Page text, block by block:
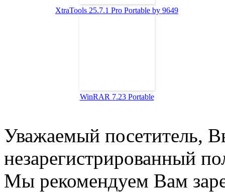
XtraTools 25.7.1 Pro Portable by 9649
WinRAR 7.23 Portable
Уважаемый посетитель,
незарегистрированный
Мы рекомендуем Вам